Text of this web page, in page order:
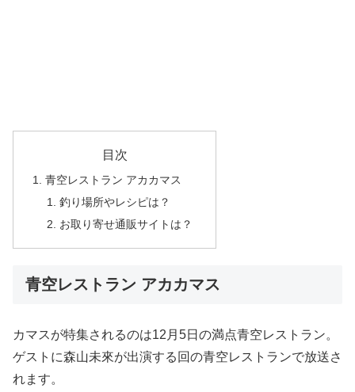
目次
青空レストラン アカカマス
釣り場所やレシピは？
お取り寄せ通販サイトは？
青空レストラン アカカマス
カマスが特集されるのは12月5日の満点青空レストラン。
ゲストに森山未來が出演する回の青空レストランで放送さ
れます。